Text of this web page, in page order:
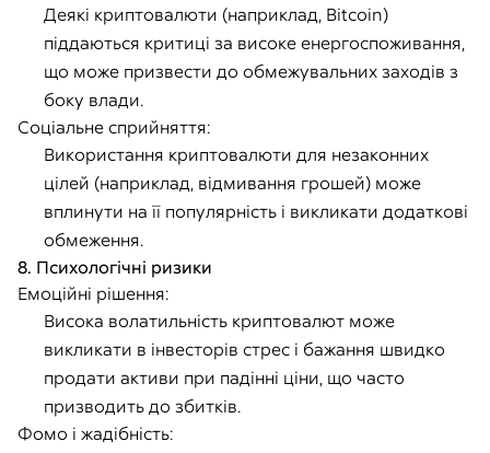
Деякі криптовалюти (наприклад, Bitcoin)
піддаються критиці за високе енергоспоживання,
що може призвести до обмежувальних заходів з
боку влади.
Соціальне сприйняття:
Використання криптовалюти для незаконних
цілей (наприклад, відмивання грошей) може
вплинути на її популярність і викликати додаткові
обмеження.
8. Психологічні ризики
Емоційні рішення:
Висока волатильність криптовалют може
викликати в інвесторів стрес і бажання швидко
продати активи при падінні ціни, що часто
призводить до збитків.
Фомо і жадібність: